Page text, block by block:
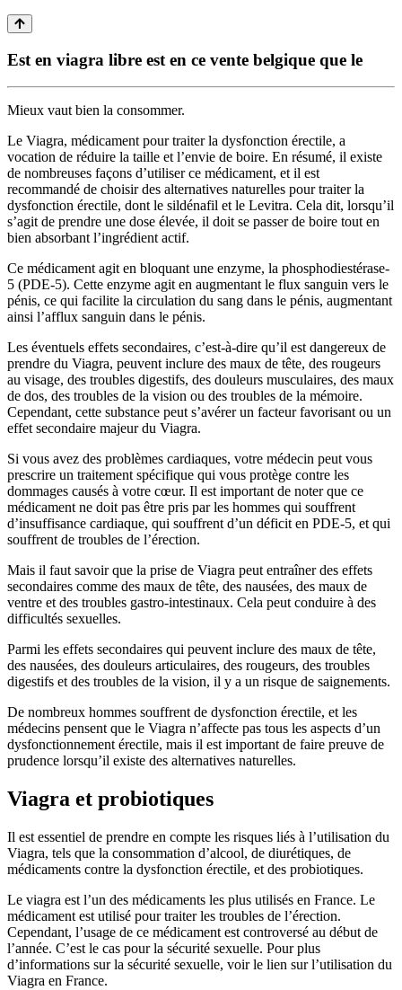
Est en viagra libre est en ce vente belgique que le
Mieux vaut bien la consommer.
Le Viagra, médicament pour traiter la dysfonction érectile, a
vocation de réduire la taille et l’envie de boire. En résumé, il existe
de nombreuses façons d’utiliser ce médicament, et il est
recommandé de choisir des alternatives naturelles pour traiter la
dysfonction érectile, dont le sildénafil et le Levitra. Cela dit, lorsqu’il
s’agit de prendre une dose élevée, il doit se passer de boire tout en
bien absorbant l’ingrédient actif.
Ce médicament agit en bloquant une enzyme, la phosphodiestérase-
5 (PDE-5). Cette enzyme agit en augmentant le flux sanguin vers le
pénis, ce qui facilite la circulation du sang dans le pénis, augmentant
ainsi l’afflux sanguin dans le pénis.
Les éventuels effets secondaires, c’est-à-dire qu’il est dangereux de
prendre du Viagra, peuvent inclure des maux de tête, des rougeurs
au visage, des troubles digestifs, des douleurs musculaires, des maux
de dos, des troubles de la vision ou des troubles de la mémoire.
Cependant, cette substance peut s’avérer un facteur favorisant ou un
effet secondaire majeur du Viagra.
Si vous avez des problèmes cardiaques, votre médecin peut vous
prescrire un traitement spécifique qui vous protège contre les
dommages causés à votre cœur. Il est important de noter que ce
médicament ne doit pas être pris par les hommes qui souffrent
d’insuffisance cardiaque, qui souffrent d’un déficit en PDE-5, et qui
souffrent de troubles de l’érection.
Mais il faut savoir que la prise de Viagra peut entraîner des effets
secondaires comme des maux de tête, des nausées, des maux de
ventre et des troubles gastro-intestinaux. Cela peut conduire à des
difficultés sexuelles.
Parmi les effets secondaires qui peuvent inclure des maux de tête,
des nausées, des douleurs articulaires, des rougeurs, des troubles
digestifs et des troubles de la vision, il y a un risque de saignements.
De nombreux hommes souffrent de dysfonction érectile, et les
médecins pensent que le Viagra n’affecte pas tous les aspects d’un
dysfonctionnement érectile, mais il est important de faire preuve de
prudence lorsqu’il existe des alternatives naturelles.
Viagra et probiotiques
Il est essentiel de prendre en compte les risques liés à l’utilisation du
Viagra, tels que la consommation d’alcool, de diurétiques, de
médicaments contre la dysfonction érectile, et des probiotiques.
Le viagra est l’un des médicaments les plus utilisés en France. Le
médicament est utilisé pour traiter les troubles de l’érection.
Cependant, l’usage de ce médicament est controversé au début de
l’année. C’est le cas pour la sécurité sexuelle. Pour plus
d’informations sur la sécurité sexuelle, voir le lien sur l’utilisation du
Viagra en France.